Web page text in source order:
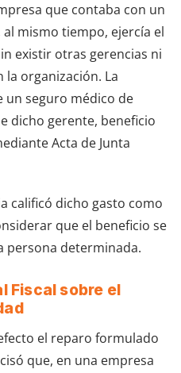
que contaba con un
mismo tiempo, ejercía el
existir otras gerencias ni
organización. La
un seguro médico de
dicho gerente, beneficio
Acta de Junta
calificó dicho gasto como
que el beneficio se
persona determinada.
Fiscal sobre el
el reparo formulado
que, en una empresa